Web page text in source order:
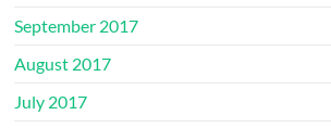
September 2017
August 2017
July 2017